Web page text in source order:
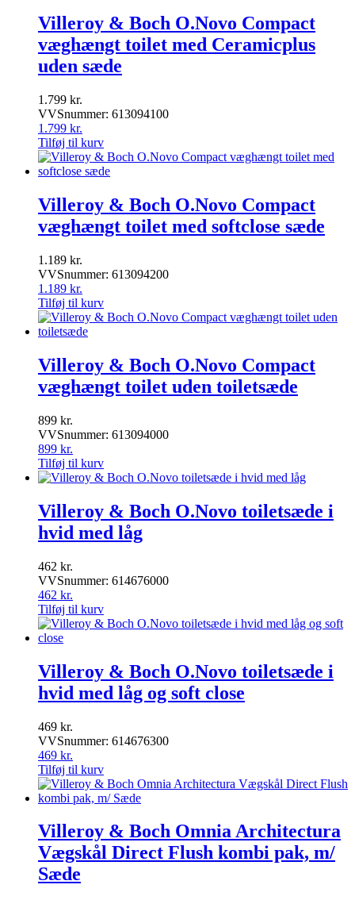
Villeroy & Boch O.Novo Compact
væghængt toilet med Ceramicplus
uden sæde
1.799 kr.
VVSnummer: 613094100
1.799 kr.
Tilføj til kurv
Villeroy & Boch O.Novo Compact
væghængt toilet med softclose sæde
1.189 kr.
VVSnummer: 613094200
1.189 kr.
Tilføj til kurv
Villeroy & Boch O.Novo Compact
væghængt toilet uden toiletsæde
899 kr.
VVSnummer: 613094000
899 kr.
Tilføj til kurv
Villeroy & Boch O.Novo toiletsæde i
hvid med låg
462 kr.
VVSnummer: 614676000
462 kr.
Tilføj til kurv
Villeroy & Boch O.Novo toiletsæde i
hvid med låg og soft close
469 kr.
VVSnummer: 614676300
469 kr.
Tilføj til kurv
Villeroy & Boch Omnia Architectura
Vægskål Direct Flush kombi pak, m/
Sæde